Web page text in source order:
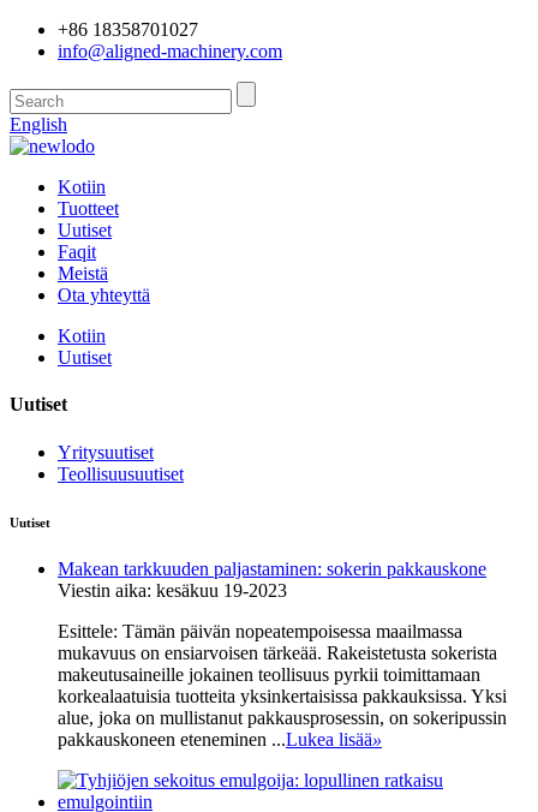
+86 18358701027
info@aligned-machinery.com
English
Kotiin
Tuotteet
Uutiset
Faqit
Meistä
Ota yhteyttä
Kotiin
Uutiset
Uutiset
Yritysuutiset
Teollisuusuutiset
Uutiset
Makean tarkkuuden paljastaminen: sokerin pakkauskone
Viestin aika: kesäkuu 19-2023
Esittele: Tämän päivän nopeatempoisessa maailmassa
mukavuus on ensiarvoisen tärkeää. Rakeistetusta sokerista
makeutusaineille jokainen teollisuus pyrkii toimittamaan
korkealaatuisia tuotteita yksinkertaisissa pakkauksissa. Yksi
alue, joka on mullistanut pakkausprosessin, on sokeripussin
pakkauskoneen eteneminen ...Lukea lisää»